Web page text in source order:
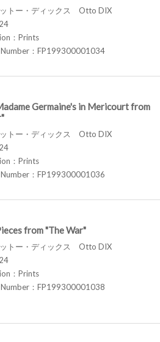
トー・ディックス Otto DIX
：Prints
Number：FP199300001034
Germaine's in Mericourt from
トー・ディックス Otto DIX
：Prints
Number：FP199300001036
from "The War"
トー・ディックス Otto DIX
：Prints
Number：FP199300001038